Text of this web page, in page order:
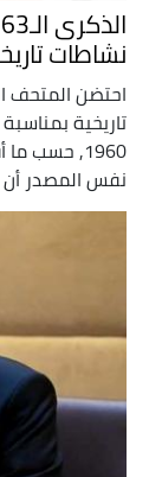
نشاطات
احتضن المتحف
1960, حسب ما
نفس المصدر أن